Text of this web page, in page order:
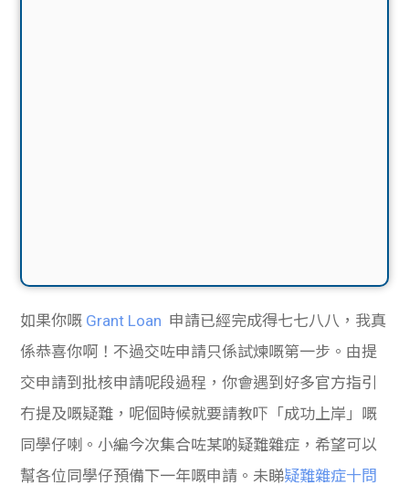
如果你嘅 Grant Loan 申請已經完成得七七八八，我真
係恭喜你啊！不過交咗申請只係試煉嘅第一步。由提
交申請到批核申請呢段過程，你會遇到好多官方指引
冇提及嘅疑難，呢個時候就要請教吓「成功上岸」嘅
同學仔喇。小編今次集合咗某啲疑難雜症，希望可以
幫各位同學仔預備下一年嘅申請。 未睇疑難雜症十問